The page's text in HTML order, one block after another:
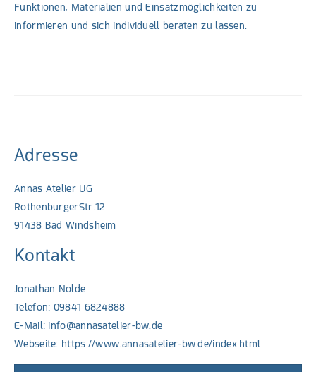
Funktionen, Materialien und Einsatzmöglichkeiten zu
informieren und sich individuell beraten zu lassen.
Adresse
Annas Atelier UG
RothenburgerStr.12
91438 Bad Windsheim
Kontakt
Jonathan Nolde
Telefon: 09841 6824888
E-Mail: info@annasatelier-bw.de
Webseite: https://www.annasatelier-bw.de/index.html